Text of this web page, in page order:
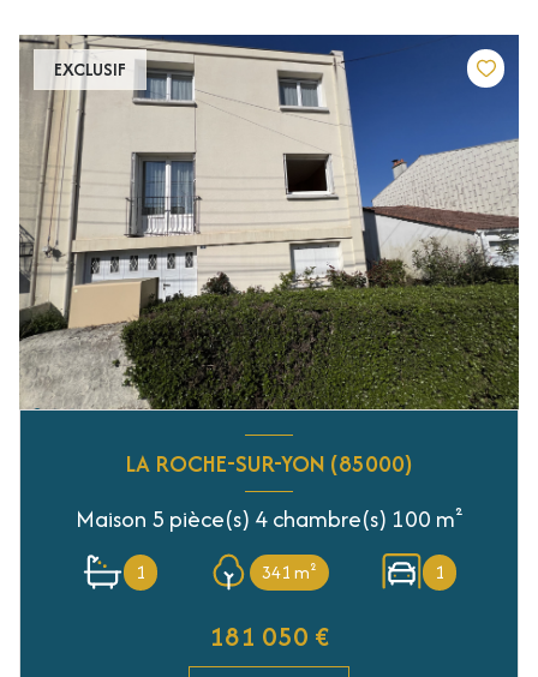
EXCLUSIF
LA ROCHE-SUR-YON (85000)
Maison 5 pièce(s) 4 chambre(s) 100 m²
1 341 m² 1
181 050 €